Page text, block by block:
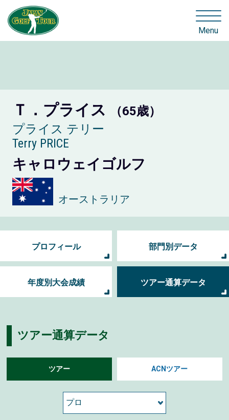
Menu
Ｔ．プライス
（65歳）
プライス テリー
Terry PRICE
キャロウェイゴルフ
オーストラリア
プロフィール 部門別データ
年度別大会成績 ツアー通算データ
ツアー通算データ
ツアー ACNツアー